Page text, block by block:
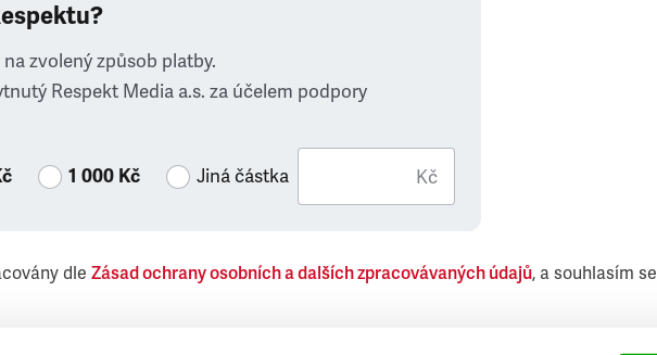
zvolený způsob platby.
Respekt Media a.s. za účelem podpory
1 000 Kč Jiná částka Kč
dle Zásad ochrany osobních a dalších zpracovávaných údajů, a souhlasím se